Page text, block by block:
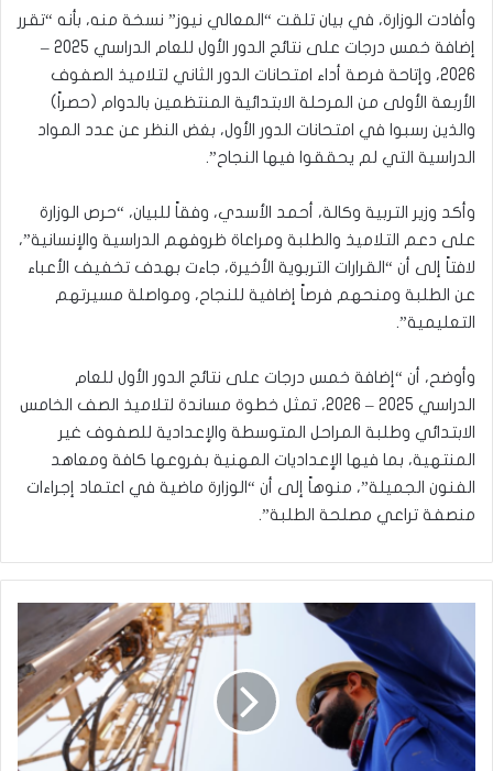
وأفادت الوزارة، في بيان تلقت “المعالي نيوز” نسخة منه، بأنه “تقرر
إضافة خمس درجات على نتائج الدور الأول للعام الدراسي 2025 –
2026، وإتاحة فرصة أداء امتحانات الدور الثاني لتلاميذ الصفوف
الأربعة الأولى من المرحلة الابتدائية المنتظمين بالدوام (حصراً)
والذين رسبوا في امتحانات الدور الأول، بغض النظر عن عدد المواد
الدراسية التي لم يحققوا فيها النجاح”.
وأكد وزير التربية وكالة، أحمد الأسدي، وفقاً للبيان، “حرص الوزارة
على دعم التلاميذ والطلبة ومراعاة ظروفهم الدراسية والإنسانية”،
لافتاً إلى أن “القرارات التربوية الأخيرة، جاءت بهدف تخفيف الأعباء
عن الطلبة ومنحهم فرصاً إضافية للنجاح، ومواصلة مسيرتهم
التعليمية”.
وأوضح، أن “إضافة خمس درجات على نتائج الدور الأول للعام
الدراسي 2025 – 2026، تمثل خطوة مساندة لتلاميذ الصف الخامس
الابتدائي وطلبة المراحل المتوسطة والإعدادية للصفوف غير
المنتهية، بما فيها الإعداديات المهنية بفروعها كافة ومعاهد
الفنون الجميلة”، منوهاً إلى أن “الوزارة ماضية في اعتماد إجراءات
منصفة تراعي مصلحة الطلبة”.
ل
ت
ز
ا
م